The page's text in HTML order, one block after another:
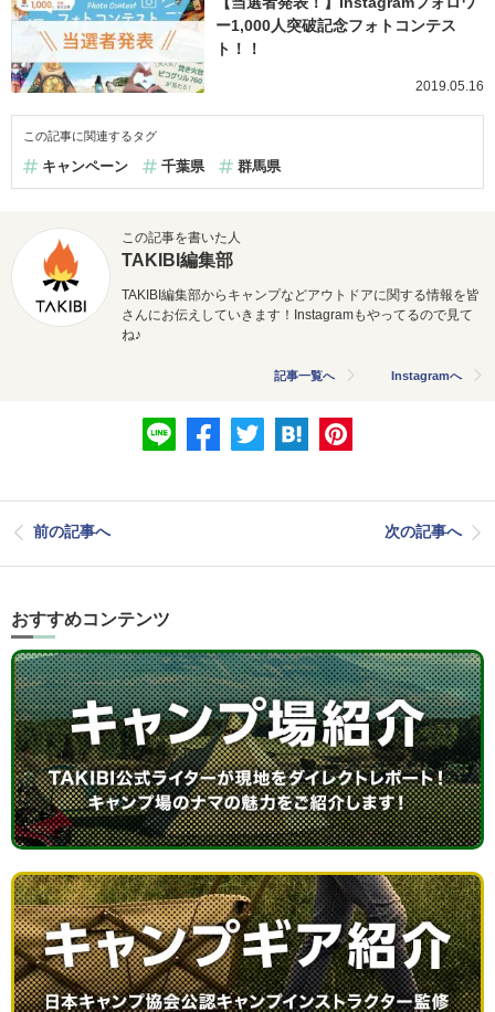
ー1,000人突破記念フォトコンテス
ト！！
2019.05.16
この記事に関連するタグ
キャンペーン 千葉県 群馬県
この記事を書いた人
TAKIBI編集部
TAKIBI編集部からキャンプなどアウトドアに関する情報を皆
さんにお伝えしていきます！Instagramもやってるので見て
ね♪
記事一覧へ Instagramへ
前の記事へ 次の記事へ
おすすめコンテンツ